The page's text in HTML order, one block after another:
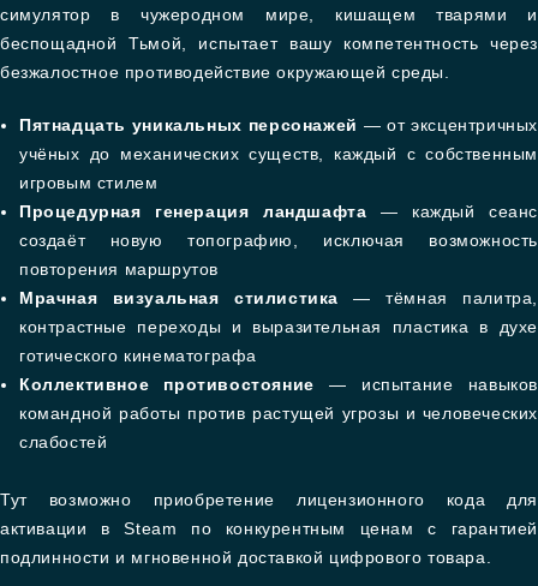
симулятор в чужеродном мире, кишащем тварями и
беспощадной Тьмой, испытает вашу компетентность через
безжалостное противодействие окружающей среды.
Пятнадцать уникальных персонажей — от эксцентричных
учёных до механических существ, каждый с собственным
игровым стилем
Процедурная генерация ландшафта — каждый сеанс
создаёт новую топографию, исключая возможность
повторения маршрутов
Мрачная визуальная стилистика — тёмная палитра,
контрастные переходы и выразительная пластика в духе
готического кинематографа
Коллективное противостояние — испытание навыков
командной работы против растущей угрозы и человеческих
слабостей
Тут возможно приобретение лицензионного кода для
активации в Steam по конкурентным ценам с гарантией
подлинности и мгновенной доставкой цифрового товара.